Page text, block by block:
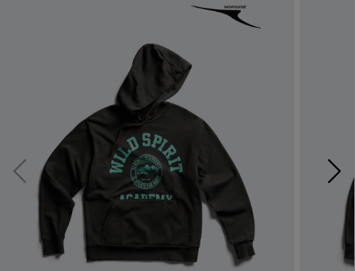
スプリングコレクション
FW26コレクション
サマー 26 コレクション
サマー 26 コレクションLOOK
日本限定モデル
メイドインジャパンTシャツ
FW26コレクション
サマー 26 コレクション
サマー 26 コレクションLOOK
日本限定モデル
メイドインジャパンTシャツ
ユース（6＋歳)
コレクション
CANADA GOOSE Generationsは、アウター
ウェアの下取り・再販を通じて、長く愛される製
品の価値を受け継いでいきます。
アーカイブの希少なピースもご覧いただけます。
詳しく見る
下取り申請